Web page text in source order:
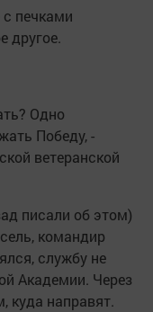
печками
другое.
Одно
Победу, -
ветеранской
писали об этом)
командир
службу не
Академии. Через
куда направят.